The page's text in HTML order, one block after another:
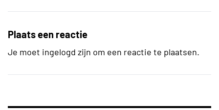
Plaats een reactie
Je moet ingelogd zijn om een reactie te plaatsen.